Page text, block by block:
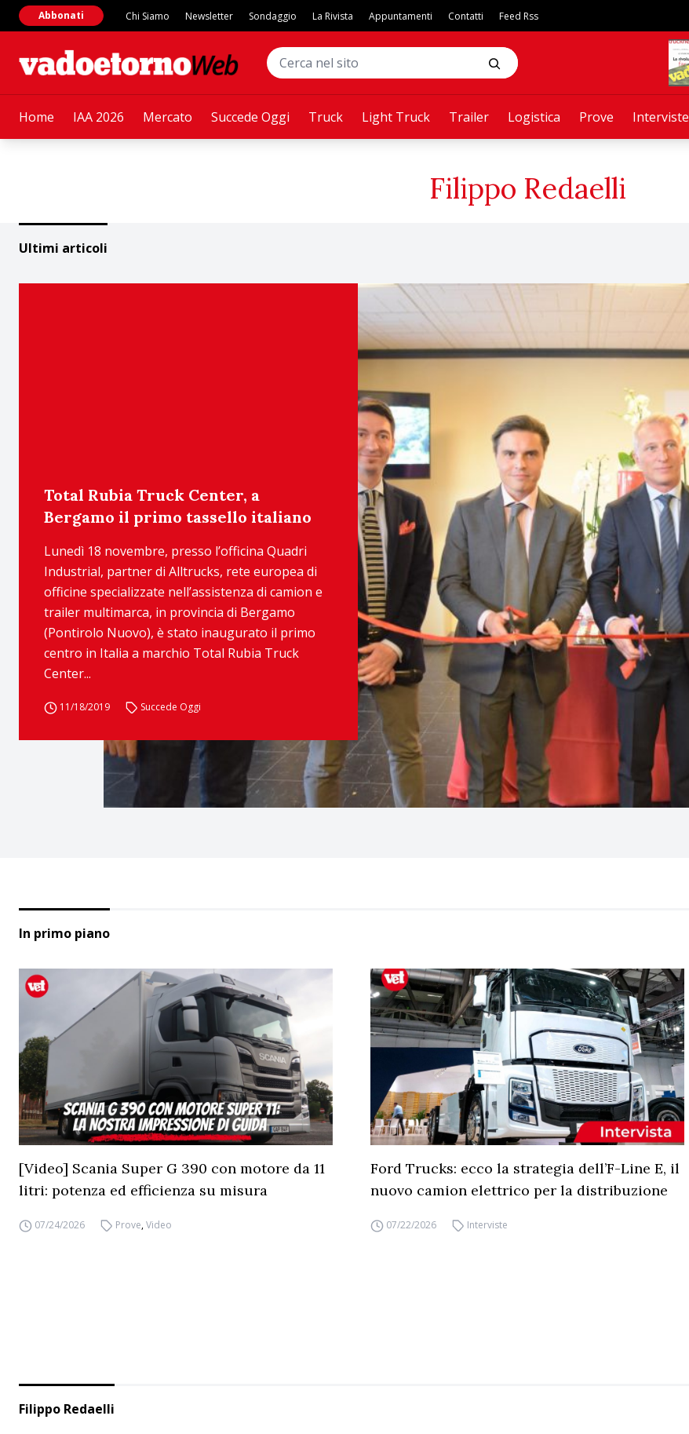
Home IAA 2026 Mercato Succede Oggi Truck Light Truck Trailer Logistica Prove Interviste
Abbonati Chi Siamo Newsletter Sondaggio La Rivista Appuntamenti Contatti Feed Rss
Filippo Redaelli
Ultimi articoli
Total Rubia Truck Center, a
Bergamo il primo tassello italiano
Lunedì 18 novembre, presso l’officina Quadri
Industrial, partner di Alltrucks, rete europea di
officine specializzate nell’assistenza di camion e
trailer multimarca, in provincia di Bergamo
(Pontirolo Nuovo), è stato inaugurato il primo
centro in Italia a marchio Total Rubia Truck
Center...
11/18/2019 Succede Oggi
In primo piano
[Video] Scania Super G 390 con motore da 11
litri: potenza ed efficienza su misura
07/24/2026 Prove,Video
Ford Trucks: ecco la strategia dell’F-Line E, il
nuovo camion elettrico per la distribuzione
07/22/2026 Interviste
Filippo Redaelli